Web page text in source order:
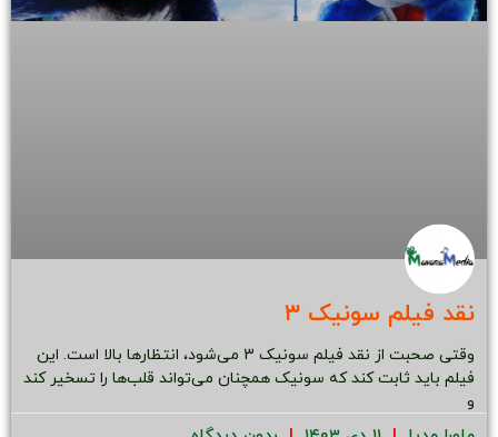
نقد فیلم سونیک ۳
وقتی صحبت از نقد فیلم سونیک 3 می‌شود، انتظارها بالا است. این
فیلم باید ثابت کند که سونیک همچنان می‌تواند قلب‌ها را تسخیر کند
و